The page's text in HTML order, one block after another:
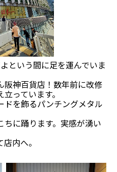
という間に足を運んでいま
阪神百貨店！数年前に改修
っています。
ドを飾るパンチングメタル
ちに踊ります。実感が湧い
内へ。